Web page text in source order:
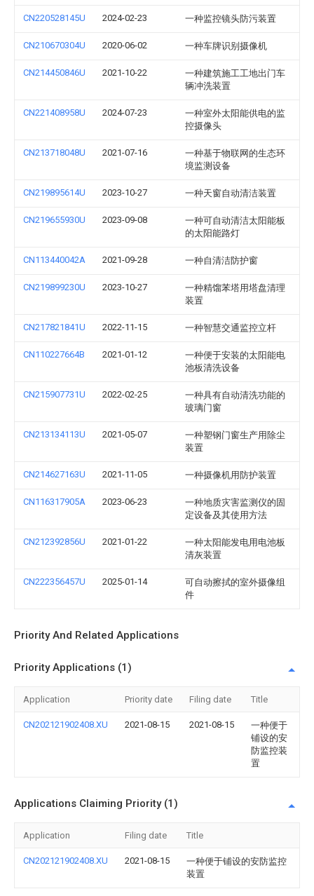
CN220528145U 2024-02-23 一种监控镜头防污装置
CN210670304U 2020-06-02 一种车牌识别摄像机
CN214450846U 2021-10-22
一种建筑施工工地出门车
辆冲洗装置
CN221408958U 2024-07-23
一种室外太阳能供电的监
控摄像头
CN213718048U 2021-07-16
一种基于物联网的生态环
境监测设备
CN219895614U 2023-10-27 一种天窗自动清洁装置
CN219655930U 2023-09-08
一种可自动清洁太阳能板
的太阳能路灯
CN113440042A 2021-09-28 一种自清洁防护窗
CN219899230U 2023-10-27
一种精馏苯塔用塔盘清理
装置
CN217821841U 2022-11-15 一种智慧交通监控立杆
CN110227664B 2021-01-12
一种便于安装的太阳能电
池板清洗设备
CN215907731U 2022-02-25
一种具有自动清洗功能的
玻璃门窗
CN213134113U 2021-05-07
一种塑钢门窗生产用除尘
装置
CN214627163U 2021-11-05 一种摄像机用防护装置
CN116317905A 2023-06-23
一种地质灾害监测仪的固
定设备及其使用方法
CN212392856U 2021-01-22
一种太阳能发电用电池板
清灰装置
CN222356457U 2025-01-14
可自动擦拭的室外摄像组
件
Priority And Related Applications
Priority Applications (1)
Application Priority date Filing date Title
CN202121902408.XU 2021-08-15 2021-08-15
一种便于
铺设的安
防监控装
置
Applications Claiming Priority (1)
Application Filing date Title
CN202121902408.XU 2021-08-15
一种便于铺设的安防监控
装置